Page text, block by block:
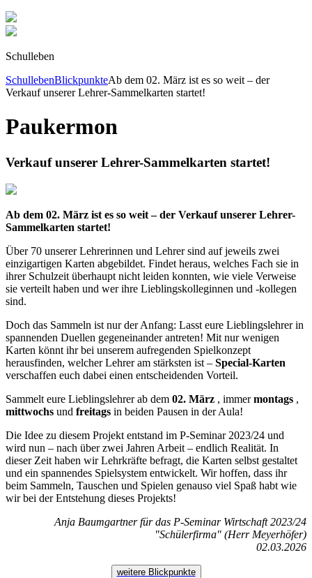
Schulleben
SchullebenBlickpunkteAb dem 02. März ist es so weit – der
Verkauf unserer Lehrer-Sammelkarten startet!
Paukermon
Verkauf unserer Lehrer-Sammelkarten startet!
Ab dem 02. März ist es so weit – der Verkauf unserer Lehrer-
Sammelkarten startet!
Über 70 unserer Lehrerinnen und Lehrer sind auf jeweils zwei
einzigartigen Karten abgebildet. Findet heraus, welches Fach sie in
ihrer Schulzeit überhaupt nicht leiden konnten, wie viele Verweise
sie verteilt haben und wer ihre Lieblingskolleginnen und ‑kollegen
sind.
Doch das Sammeln ist nur der Anfang: Lasst eure Lieblingslehrer in
spannenden Duellen gegeneinander antreten! Mit nur wenigen
Karten könnt ihr bei unserem aufregenden Spielkonzept
herausfinden, welcher Lehrer am stärksten ist – Special-Karten
verschaffen euch dabei einen entscheidenden Vorteil.
Sammelt eure Lieblingslehrer ab dem 02. März , immermontags ,
mittwochs und freitags in beiden Pausen in der Aula!
Die Idee zu diesem Projekt entstand im P‑Seminar 2023/24 und
wird nun – nach über zwei Jahren Arbeit – endlich Realität. In
dieser Zeit haben wir Lehrkräfte befragt, die Karten selbst gestaltet
und ein spannendes Spielsystem entwickelt. Wir hoffen, dass ihr
beim Sammeln, Tauschen und Spielen genauso viel Spaß habt wie
wir bei der Entstehung dieses Projekts!
Anja Baumgartner für das P-Seminar Wirtschaft 2023/24
"Schülerfirma" (Herr Meyerhöfer)
02.03.2026
weitere Blickpunkte